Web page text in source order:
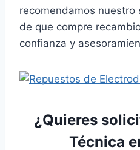
recomendamos
de que compre
confianza y
¿Quieres
Técnica